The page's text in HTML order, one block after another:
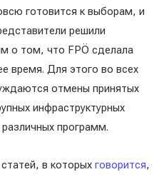
готовится к выборам, и
решили
о том, что FPÖ сделала
время. Для этого во всех
отмены принятых
инфраструктурных
программ.
в которых говорится,